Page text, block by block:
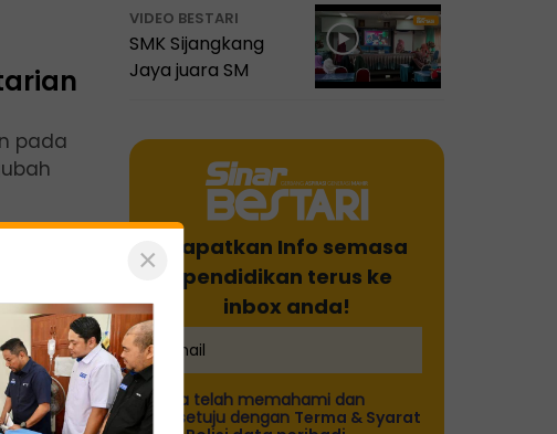
pada
VIDEO BESTARI
SMK Sijangkang
Jaya juara SM
Dapatkan Info semasa
pendidikan terus ke
inbox anda!
Saya telah memahami dan
bersetuju dengan Terma & Syarat
×